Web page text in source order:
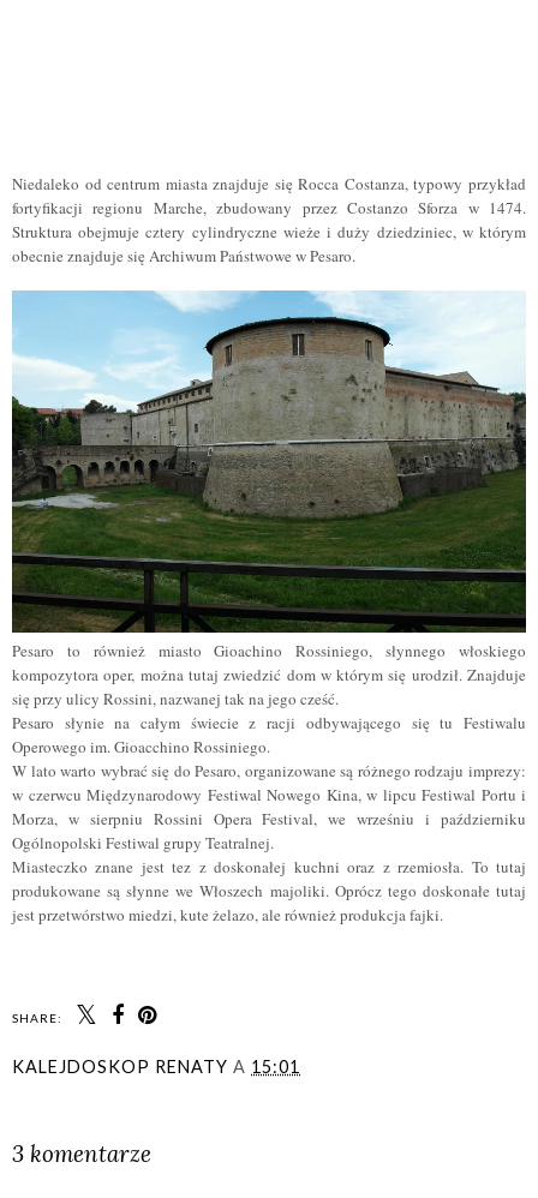
Niedaleko od centrum miasta znajduje się Rocca Costanza, typowy przykład
fortyfikacji regionu Marche, zbudowany przez Costanzo Sforza w 1474.
Struktura obejmuje cztery cylindryczne wieże i duży dziedziniec, w którym
obecnie znajduje się Archiwum Państwowe w Pesaro.
Pesaro to również miasto Gioachino Rossiniego, słynnego włoskiego
kompozytora oper, można tutaj zwiedzić dom w którym się urodził. Znajduje
się przy ulicy Rossini, nazwanej tak na jego cześć.
Pesaro słynie na całym świecie z racji odbywającego się tu Festiwalu
Operowego im. Gioacchino Rossiniego.
W lato warto wybrać się do Pesaro, organizowane są różnego rodzaju imprezy:
w czerwcu Międzynarodowy Festiwal Nowego Kina, w lipcu Festiwal Portu i
Morza, w sierpniu Rossini Opera Festival, we wrześniu i październiku
Ogólnopolski Festiwal grupy Teatralnej.
Miasteczko znane jest tez z doskonałej kuchni oraz z rzemiosła. To tutaj
produkowane są słynne we Włoszech majoliki. Oprócz tego doskonałe tutaj
jest przetwórstwo miedzi, kute żelazo, ale również produkcja fajki.
SHARE:
KALEJDOSKOP RENATY A 15:01
3 komentarze